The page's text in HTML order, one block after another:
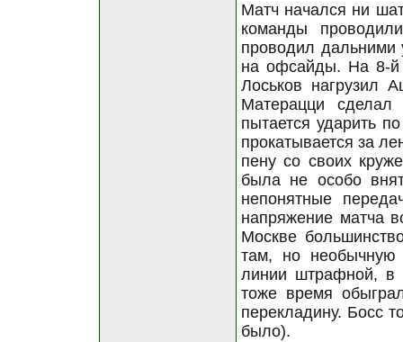
Матч начался ни
команды
проводил дальними
на офсайды. На 8-й
Лоськов нагрузил
Матерацци
пытается ударить
прокатывается за
пену со своих
была не особо
непонятные
напряжение матча
Москве
там, но необычную
линии штрафной, в
тоже время
перекладину. Босс
было).